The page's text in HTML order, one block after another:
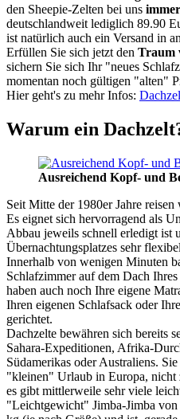
den Sheepie-Zelten bei uns
deutschlandweit lediglich 89.90
ist natürlich auch ein Versand in
Erfüllen Sie sich jetzt den Traum
sichern Sie sich Ihr "neues
momentan noch gültigen "alten"
Hier geht's zu mehr Infos:
Warum ein
Ausreichend Kopf- und
Seit Mitte der 1980er Jahre
Es eignet sich hervorragend als
Abbau jeweils schnell erledigt ist
Übernachtungsplatzes sehr
Innerhalb von wenigen Minuten
Schlafzimmer auf dem Dach
haben auch noch Ihre eigene
Ihren eigenen Schlafsack oder
gerichtet.
Dachzelte bewähren sich bereits
Sahara-Expeditionen, Afrika-
Südamerikas oder Australiens.
"kleinen" Urlaub in Europa, nicht
es gibt mittlerweile sehr viele
"Leichtgewicht" Jimba-Jimba